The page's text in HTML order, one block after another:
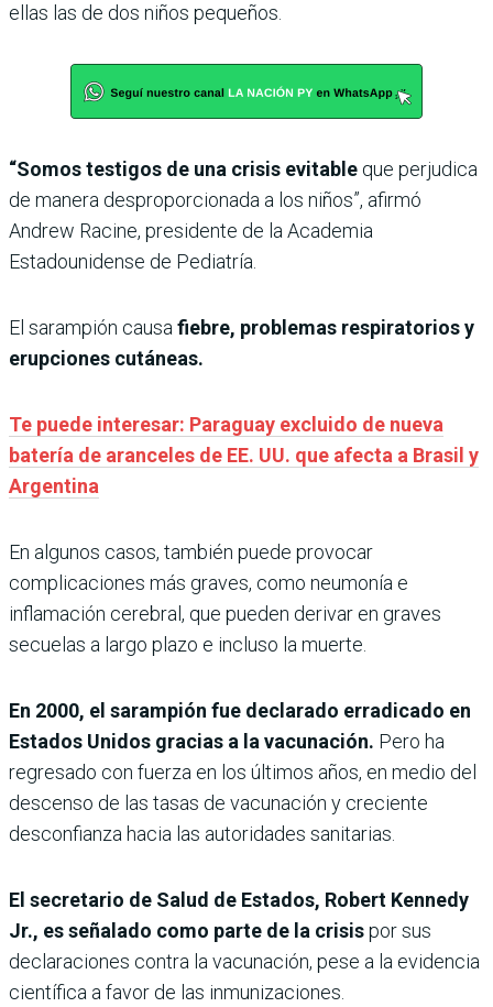
ellas las de dos niños pequeños.
“Somos testigos de una crisis evitable que perjudica
de manera desproporcionada a los niños”, afirmó
Andrew Racine, presidente de la Academia
Estadounidense de Pediatría.
El sarampión causafiebre, problemas respiratorios y
erupciones cutáneas.
Te puede interesar: Paraguay excluido de nueva
batería de aranceles de EE. UU. que afecta a Brasil y
Argentina
En algunos casos, también puede provocar
complicaciones más graves, como neumonía e
inflamación cerebral, que pueden derivar en graves
secuelas a largo plazo e incluso la muerte.
En 2000, el sarampión fue declarado erradicado en
Estados Unidos gracias a la vacunación. Pero ha
regresado con fuerza en los últimos años, en medio del
descenso de las tasas de vacunación y creciente
desconfianza hacia las autoridades sanitarias.
El secretario de Salud de Estados, Robert Kennedy
Jr., es señalado como parte de la crisispor sus
declaraciones contra la vacunación, pese a la evidencia
científica a favor de las inmunizaciones.